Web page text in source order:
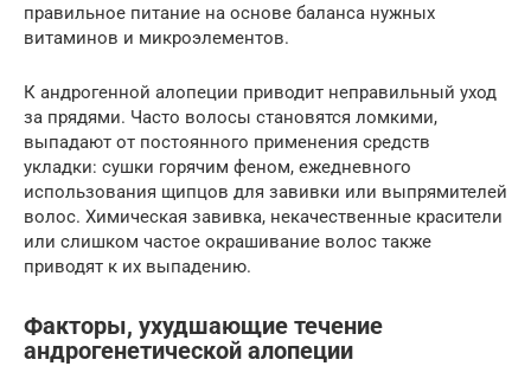
правильное питание на основе баланса нужных
витаминов и микроэлементов.
К андрогенной алопеции приводит неправильный уход
за прядями. Часто волосы становятся ломкими,
выпадают от постоянного применения средств
укладки: сушки горячим феном, ежедневного
использования щипцов для завивки или выпрямителей
волос. Химическая завивка, некачественные красители
или слишком частое окрашивание волос также
приводят к их выпадению.
Факторы, ухудшающие течение
андрогенетической алопеции